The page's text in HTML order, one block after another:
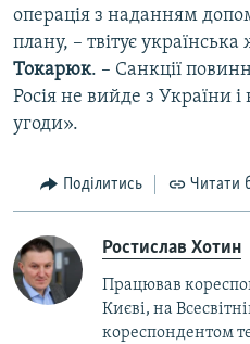
операція з наданням
плану, – твітує українська
Токарюк. – Санкції
Росія не вийде з України
угоди».
Поділитись Читати
Ростислав Хотин
Працював
Києві, на
кореспондентом